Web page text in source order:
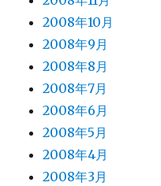
2008年10月
2008年9月
2008年8月
2008年7月
2008年6月
2008年5月
2008年4月
2008年3月